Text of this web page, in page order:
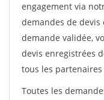
engagement via
demandes de
demande validée,
devis enregistrées
tous les
Toutes les